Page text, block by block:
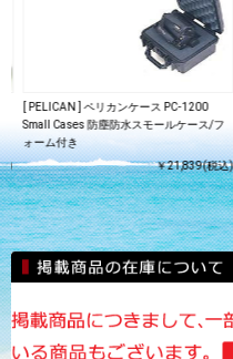
)
[ PELICAN ] ペリカンケース PC-1200
Small Cases 防塵防水スモールケース/フ
ォーム付き
￥21,839(税込)